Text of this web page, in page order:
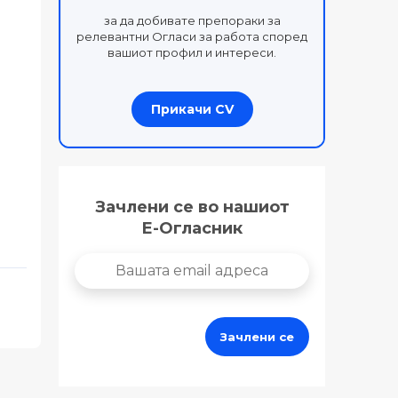
за да добивате препораки за
релевантни Огласи за работа според
вашиот профил и интереси.
Прикачи CV
Зачлени се во нашиот
Е-Огласник